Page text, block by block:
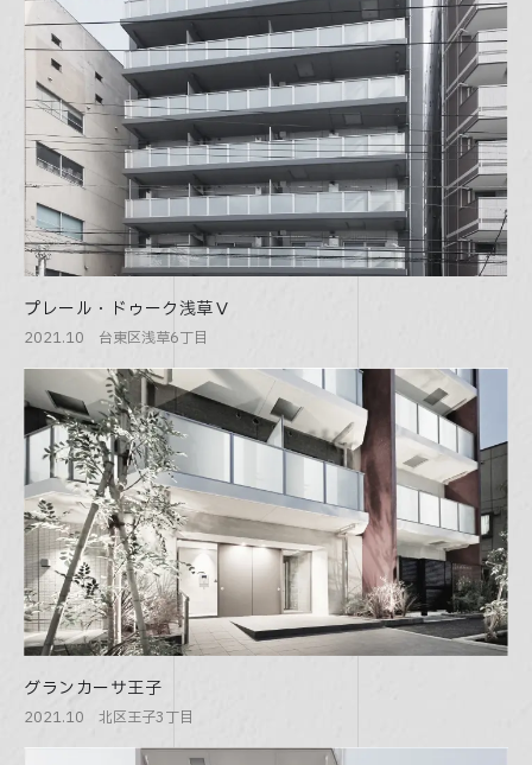
プレール・ドゥーク浅草Ⅴ
2021.10 台東区浅草6丁目
グランカーサ王子
2021.10 北区王子3丁目